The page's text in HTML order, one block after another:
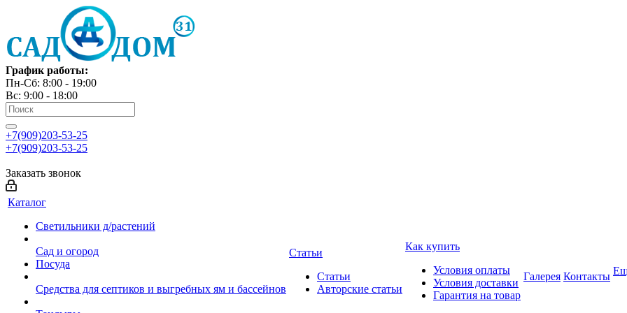
График работы:
Пн-Сб: 8:00 - 19:00
Вс: 9:00 - 18:00
+7(909)203-53-25
+7(909)203-53-25
Заказать звонок
Каталог
Светильники д/растений
Сад и огород
Посуда
Средства для септиков и выгребных ям и бассейнов
Статьи
Статьи
Авторские статьи
Как купить
Условия оплаты
Условия доставки
Гарантия на товар
Галерея Контакты